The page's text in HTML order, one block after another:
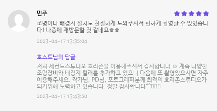
민주
조명이나 배경지 설치도 친절하게 도와주셔서 편하게 촬영할 수 있었습니
다! 나중에 재방문할 것 같네요ㅎㅎ
2023-04-17 13:35:04
호스트님의 답글
저희 세컨드스튜디오 호리존을 이용해주셔서 감사합니다 ☺️ 계속 다양한
조명장비와 배경지 컬러를 추가하고 있으니 다음에 또 촬영있으시면 자주
이용해주세요. 작가님, PD님, 포토그래퍼분께 최적의 호리존스튜디오가
되기위해 노력하고 있습니다. 정말 감사합니다^^🙇🏻‍♂️
2023-04-17 13:43:50